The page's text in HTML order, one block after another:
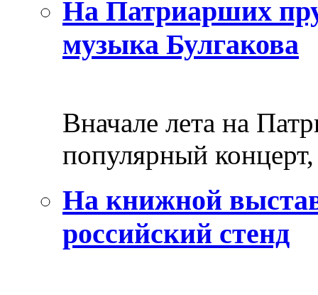
На Патриарших
музыка Булгакова
Вначале лета на
популярный
На книжной
российский стенд